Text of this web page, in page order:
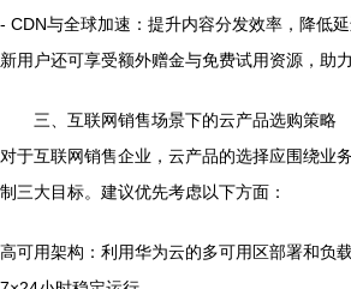
- CDN与全球加速：提升内容分发效率，降低延
新用户还可享受额外赠金与免费试用资源，助
三、互联网销售场景下的云产品选购策略
对于互联网销售企业，云产品的选择应围绕业
制三大目标。建议优先考虑以下方面：
高可用架构：利用华为云的多可用区部署和负